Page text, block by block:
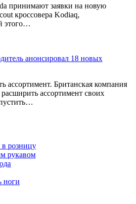
принимают заявки на новую
кроссовера Kodiaq,
этого…
анонсировал 18 новых
ассортимент. Британская компания
ассортимент своих
розницу
рукавом
ноги